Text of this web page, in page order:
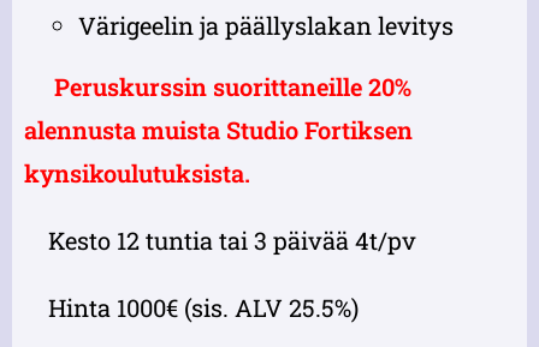
Värigeelin ja päällyslakan levitys
Peruskurssin suorittaneille 20%
alennusta muista Studio Fortiksen
kynsikoulutuksista.
Kesto 12 tuntia tai 3 päivää 4t/pv
Hinta 1000€ (sis. ALV 25.5%)